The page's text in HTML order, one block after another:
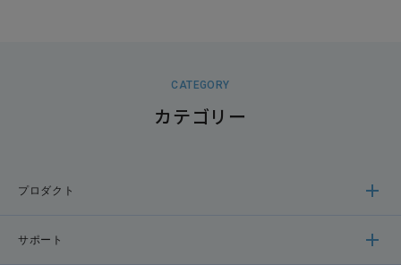
CATEGORY
カテゴリー
プロダクト
サポート